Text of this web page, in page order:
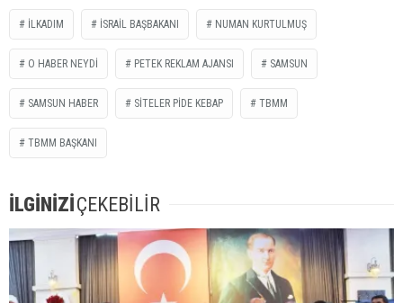
İLKADIM İSRAİL BAŞBAKANI NUMAN KURTULMUŞ
O HABER NEYDİ PETEK REKLAM AJANSI SAMSUN
SAMSUN HABER SİTELER PİDE KEBAP TBMM
TBMM BAŞKANI
İLGİNİZİÇEKEBİLİR